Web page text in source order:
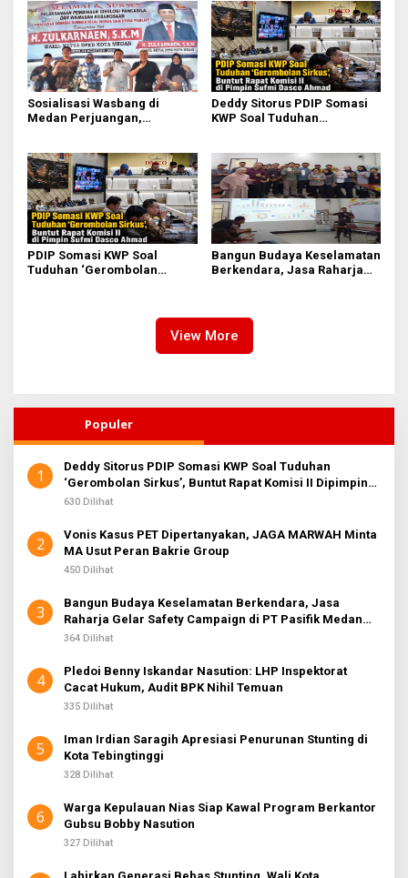
Sosialisasi Wasbang di
Medan Perjuangan,
Anak
Deddy Sitorus PDIP Somasi
KWP Soal Tuduhan
Sufmi Dasco Ahmad
PDIP Somasi KWP Soal
Tuduhan ‘Gerombolan
Bangun Budaya Keselamatan
Berkendara, Jasa Raharja
View More
Populer
1
Deddy Sitorus PDIP Somasi KWP Soal Tuduhan
‘Gerombolan Sirkus’, Buntut Rapat Komisi II Dipimpin
Sufmi Dasco Ahmad
630 Dilihat
2
Vonis Kasus PET Dipertanyakan, JAGA MARWAH Minta
MA Usut Peran Bakrie Group
450 Dilihat
3
Bangun Budaya Keselamatan Berkendara, Jasa
Raharja Gelar Safety Campaign di PT Pasifik Medan
Industri
364 Dilihat
4
Pledoi Benny Iskandar Nasution: LHP Inspektorat
Cacat Hukum, Audit BPK Nihil Temuan
335 Dilihat
5
Iman Irdian Saragih Apresiasi Penurunan Stunting di
Kota Tebingtinggi
328 Dilihat
6
Warga Kepulauan Nias Siap Kawal Program Berkantor
Gubsu Bobby Nasution
327 Dilihat